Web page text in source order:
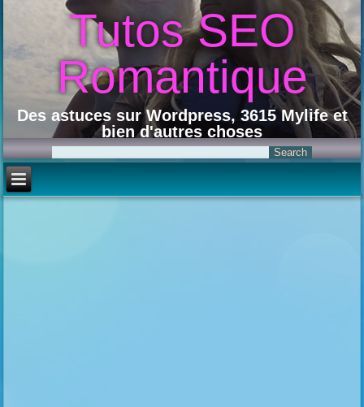
Tutos SEO
Romantique
Des astuces sur Wordpress, 3615 Mylife et
bien d'autres choses